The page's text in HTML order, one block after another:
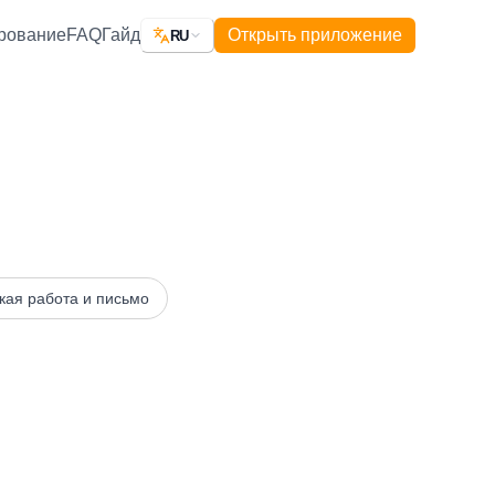
FAQГайд RU Открыть приложение
работа и письмо